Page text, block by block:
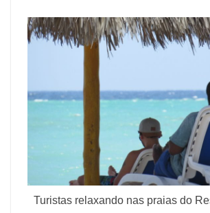
Turistas relaxando nas praias do